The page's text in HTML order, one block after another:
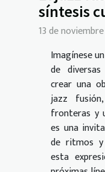
síntesis
13 de
Imagínese
de
crear una
jazz
fronteras y
es una
de ritmos y
esta